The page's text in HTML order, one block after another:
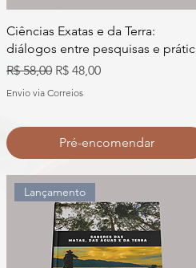
Ciências Exatas e da Terra:
diálogos entre pesquisas e
Preço normal
R$ 58,00 Preço promocional
R$ 48,00
Envio via Correios
Pré-encomendar
Lançamento